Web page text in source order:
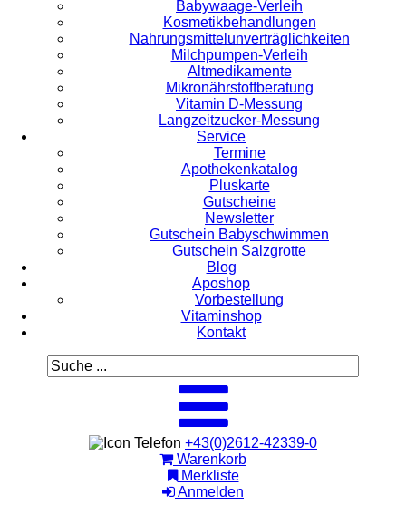
Babywaage-Verleih
Kosmetikbehandlungen
Nahrungsmittelunverträglichkeiten
Milchpumpen-Verleih
Altmedikamente
Mikronährstoffberatung
Vitamin D-Messung
Langzeitzucker-Messung
Service
Termine
Apothekenkatalog
Pluskarte
Gutscheine
Newsletter
Gutschein Babyschwimmen
Gutschein Salzgrotte
Blog
Aposhop
Vorbestellung
Vitaminshop
Kontakt
+43(0)2612-42339-0
Warenkorb
Merkliste
Anmelden